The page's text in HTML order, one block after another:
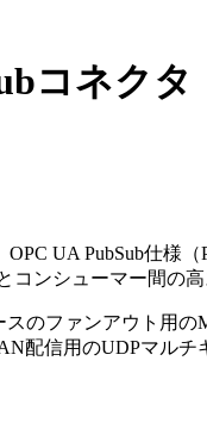
コネクタ
OPC UA PubSub仕様
コンシューマー間の
スのファンアウト用の
配信用のUDPマルチ